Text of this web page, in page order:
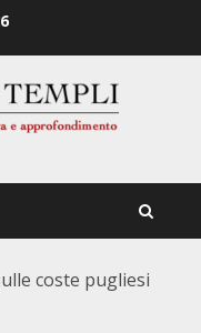
coste pugliesi